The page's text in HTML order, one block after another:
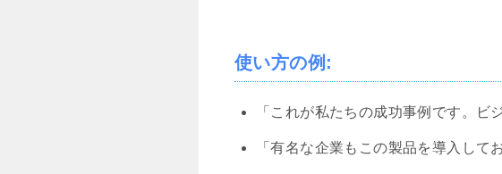
使い方の例 :
「これが私たちの成功事例です。ビ
「有名な企業もこの製品を導入して